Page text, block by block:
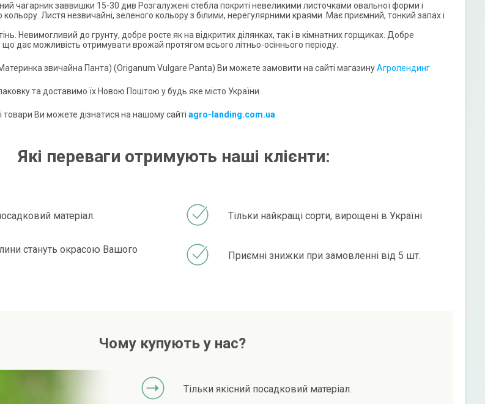
чагарник заввишки 15-30 див Розгалужені стебла покриті невеликими листочками овальної форми і
кольору. Листя незвичайні, зеленого кольору з білими, нерегулярними краями. Має приємний, тонкий запах і
Невимогливий до грунту, добре росте як на відкритих ділянках, так і в кімнатних горщиках. Добре
що дає можливість отримувати врожай протягом всього літньо-осіннього періоду.
звичайна Панта) (Origanum Vulgare Panta) Ви можете замовити на сайті магазинуАгролендинг
та доставимо їх Новою Поштою у будь яке місто України.
товари Ви можете дізнатися на нашому сайті agro-landing.com.ua
Які переваги отримують наші клієнти:
матеріал.
стануть окрасою Вашого
Тільки найкращі сорти, вирощені в Україні
Приємні знижки при замовленні від 5 шт.
Чому купують у нас?
Тільки якісний посадковий матеріал.